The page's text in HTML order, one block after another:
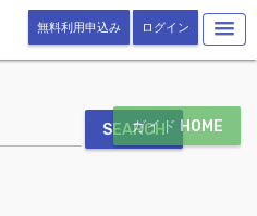
無料利用申込み ログイン
ガイド HOME